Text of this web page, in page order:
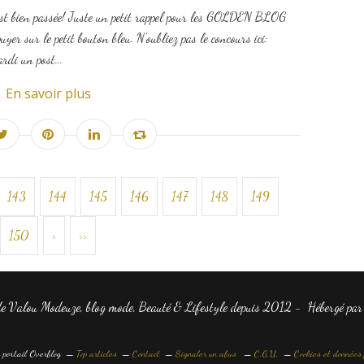
bien passée! Juste un petit rappel pour les GOLDEN BLOG
sur le petit bouton bleu. N'oubliez pas le concours ici:
un post...
En savoir plus
143 144 145 146 147 148 149
150 > >>
Valou Modeuze, blog mode, Beauté & Lifestyle depuis 2012 - Hébergé par
Overblog Top articles Contact Signaler un abus C.G.U. Cookies et données